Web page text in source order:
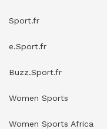
Sport.fr
e.Sport.fr
Buzz.Sport.fr
Women Sports
Women Sports Africa